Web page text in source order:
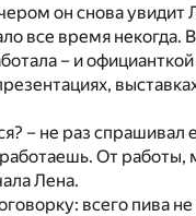
он снова увидит
все время некогда.
– и
– не раз спрашивал
От
Лена.
всего пива